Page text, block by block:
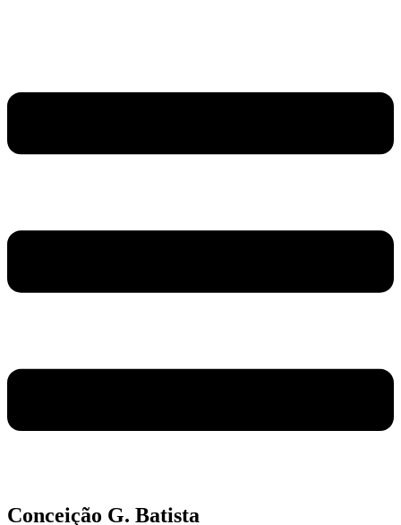
Conceição G. Batista